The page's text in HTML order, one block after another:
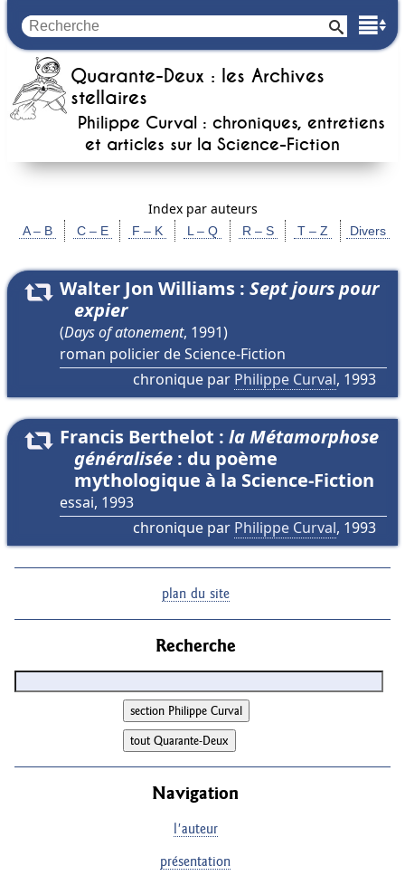
Quarante-Deux : les Archives
stellaires
Philippe Curval : chroniques, entretiens
et articles sur la Science-Fiction
Index par auteurs
A – B C – E F – K L – Q R – S T – Z Divers
ouvrir
Walter Jon Williams : Sept jours pour
expier
(Days of atonement, 1991)
roman policier de Science-Fiction
chronique par Philippe Curval, 1993
ouvrir
Francis Berthelot : la Métamorphose
généralisée : du poème
mythologique à la Science-Fiction
essai, 1993
chronique par Philippe Curval, 1993
plan du site
Recherche
Navigation
l'auteur
présentation